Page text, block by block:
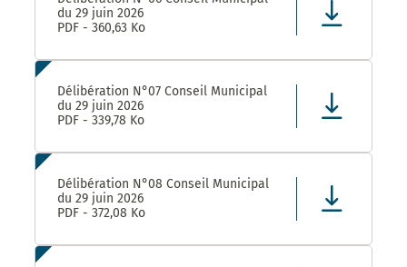
du 29 juin 2026
PDF - 360,63 Ko
Délibération N°07 Conseil Municipal
du 29 juin 2026
PDF - 339,78 Ko
Délibération N°08 Conseil Municipal
du 29 juin 2026
PDF - 372,08 Ko